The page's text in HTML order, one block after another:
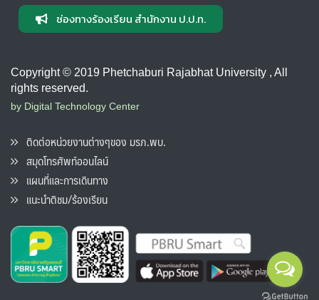
ช่องทางร้องเรียน สำนักงาน ป.ป.ท.
Copyright © 2019 Phetchaburi Rajabhat University , All
rights reserved.
by Digital Technology Center
ติดต่อหน่วยงานต่างๆของ มรภ.พบ.
สมุดโทรศัพท์ออนไลน์
แผนที่และการเดินทาง
แนะนำติชม/ร้องเรียน